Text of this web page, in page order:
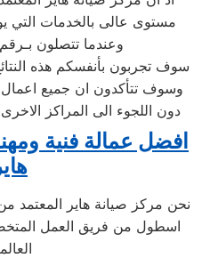
مستوى عالى بالخدمات التي
وعندما تتصلون
سوف تجربون بأنفسكم هذه
وسوف تتأكدون ان جميع اعمال
دون اللجوء الى المراكز
افضل عمالة فنية
اسطول من فريق العمل